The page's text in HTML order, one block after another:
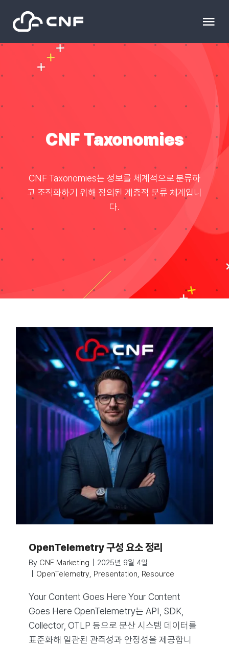
content
Resource
블로그
Taxonomies
Search
CNF Taxonomies
CNF Taxonomies는 정보를 체계적으로 분류하
고 조직화하기 위해 정의된 계층적 분류 체계입니
다.
OpenTelemetry 구성 요소 정리
By CNF Marketing
2025년 9월 4일
OpenTelemetry, Presentation, Resource
Your Content Goes Here Your Content
Goes Here OpenTelemetry는 API, SDK,
Collector, OTLP 등으로 분산 시스템 데이터를
표준화해 일관된 관측성과 안정성을 제공합니